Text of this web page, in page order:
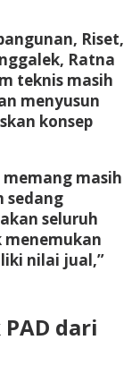
Riset,
Ratna
teknis masih
menyusun
konsep
masih
sedang
seluruh
menemukan
nilai jual,”
dari